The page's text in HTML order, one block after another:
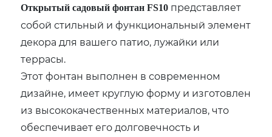
Открытый садовый фонтан FS10 представляет
собой стильный и функциональный элемент
декора для вашего патио, лужайки или
террасы.
Этот фонтан выполнен в современном
дизайне, имеет круглую форму и изготовлен
из высококачественных материалов, что
обеспечивает его долговечность и